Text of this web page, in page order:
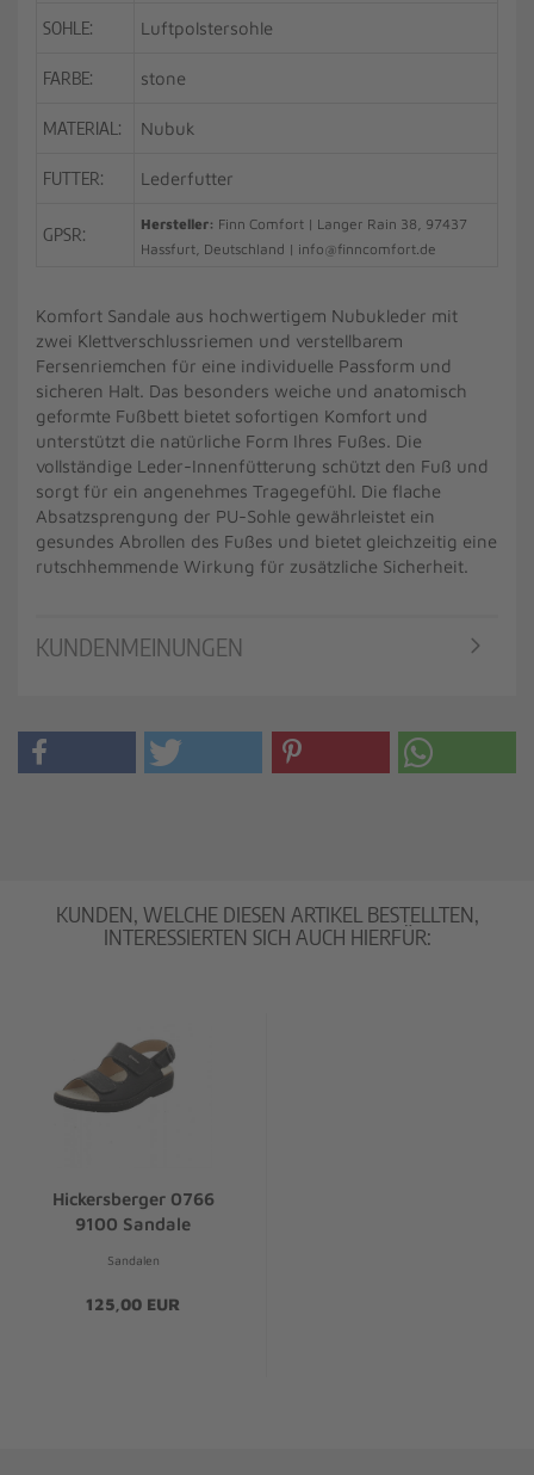
SOHLE: Luftpolstersohle
FARBE: stone
MATERIAL: Nubuk
FUTTER: Lederfutter
GPSR: Hersteller: Finn Comfort | Langer Rain 38, 97437
Hassfurt, Deutschland | info@finncomfort.de
Komfort Sandale aus hochwertigem Nubukleder mit
zwei Klettverschlussriemen und verstellbarem
Fersenriemchen für eine individuelle Passform und
sicheren Halt. Das besonders weiche und anatomisch
geformte Fußbett bietet sofortigen Komfort und
unterstützt die natürliche Form Ihres Fußes. Die
vollständige Leder-Innenfütterung schützt den Fuß und
sorgt für ein angenehmes Tragegefühl. Die flache
Absatzsprengung der PU-Sohle gewährleistet ein
gesundes Abrollen des Fußes und bietet gleichzeitig eine
rutschhemmende Wirkung für zusätzliche Sicherheit.
KUNDENMEINUNGEN
KUNDEN, WELCHE DIESEN ARTIKEL BESTELLTEN,
INTERESSIERTEN SICH AUCH HIERFÜR:
Hickersberger 0766
9100 Sandale
Sandalen
125,00 EUR